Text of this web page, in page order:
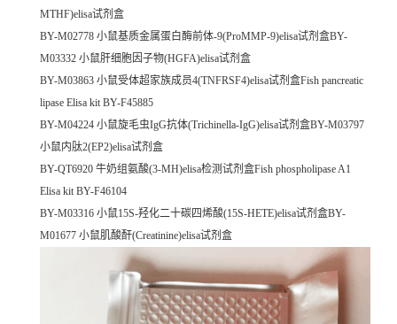
MTHF)elisa试剂盒
BY-M02778 小鼠基质金属蛋白酶前体-9(ProMMP-9)elisa试剂盒BY-
M03332 小鼠肝细胞因子物(HGFA)elisa试剂盒
BY-M03863 小鼠受体超家族成员4(TNFRSF4)elisa试剂盒Fish pancreatic
lipase Elisa kit BY-F45885
BY-M04224 小鼠旋毛虫IgG抗体(Trichinella-IgG)elisa试剂盒BY-M03797
小鼠内肽2(EP2)elisa试剂盒
BY-QT6920 牛奶组氨酸(3-MH)elisa检测试剂盒Fish phospholipase A1
Elisa kit BY-F46104
BY-M03316 小鼠15S-羟化二十碳四烯酸(15S-HETE)elisa试剂盒BY-
M01677 小鼠肌酸酐(Creatinine)elisa试剂盒